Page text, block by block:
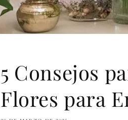
5 Consejos
Flores para